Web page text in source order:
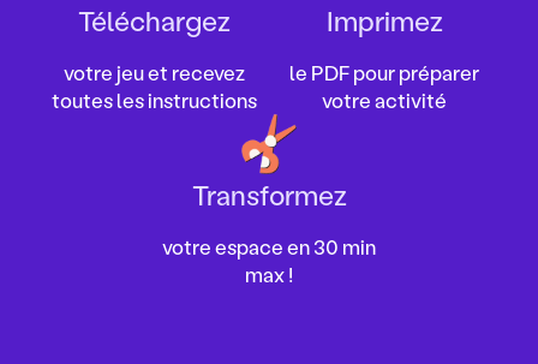
Téléchargez
votre jeu et recevez
toutes les instructions
Imprimez
le PDF pour préparer
votre activité
Transformez
votre espace en 30 min
max !